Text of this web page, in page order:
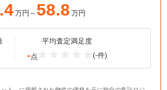
万円～ 58.8 万円
平均査定満足度
-点 (-件)